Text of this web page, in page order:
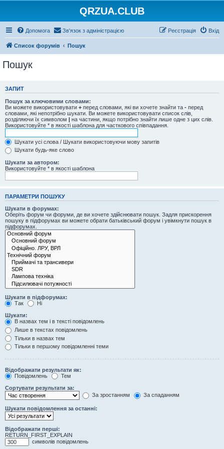
QRZUA.CLUB
Допомога Зв'язок з адміністрацією Вхід
Реєстрація
Список форумів Пошук
Пошук
ЗАПИТ
Пошук за ключовими словами:
Ви можете використовувати + перед словами, які ви хочете знайти та - перед
словами, які непотрібно шукати. Ви можете використовувати список слів,
розділяючи їх символом | на частини, якщо потрібно знайти лише одне з цих слів.
Використовуйте * в якості шаблона для часткового співпадання.
Шукати усі слова / Шукати використовуючи мову запитів
Шукати будь-яке слово
Шукати за автором:
Використовуйте * в якості шаблона
ПАРАМЕТРИ ПОШУКУ
Шукати в форумах:
Оберіть форум чи форуми, де ви хочете здійснювати пошук. Задля прискорення
пошуку в підфорумах ви можете обрати батьківський форум і увімкнути пошук в
підфорумах.
Шукати в підфорумах:
Так
Ні
Шукати:
В назвах тем і в тексті повідомлень
Лише в текстах повідомлень
Тільки в назвах тем
Тільки в першому повідомленні теми
Відображати результати як:
Повідомлень
Тем
Сортувати результати за:
За зростанням
За спаданням
Шукати повідомлення за останні:
Відображати перші:
RETURN_FIRST_EXPLAIN
символів повідомлень